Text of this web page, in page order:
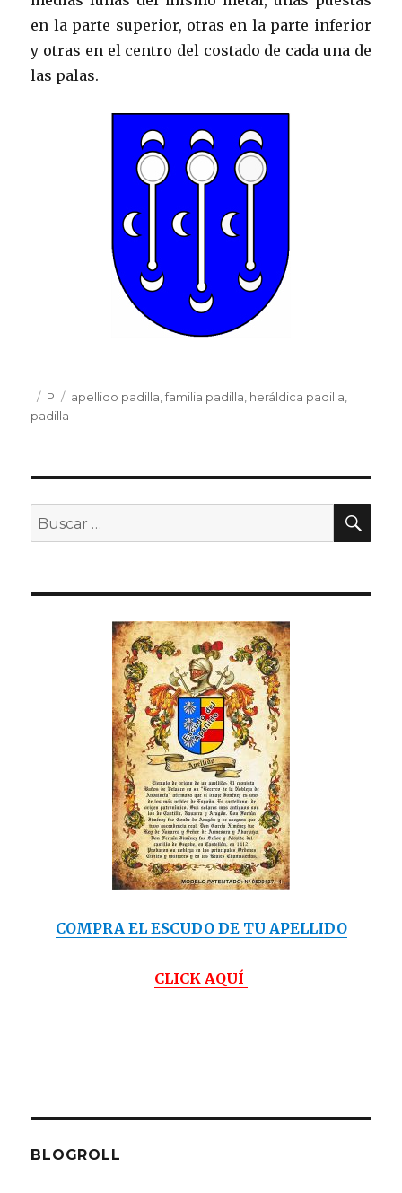
en la parte superior, otras en la parte inferior
y otras en el centro del costado de cada una de
las palas.
Publicado
el
Categorías
P Etiquetas
apellido padilla ,familia padilla heráldica padilla
padilla
Buscar
por:
COMPRA EL ESCUDO DE TU APELLIDO
CLICK AQUÍ
BLOGROLL